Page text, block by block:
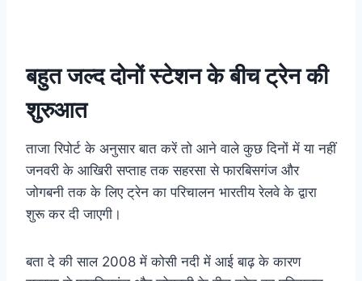
बहुत जल्द दोनों स्टेशन के बीच ट्रेन की
शुरुआत
ताजा रिपोर्ट के अनुसार बात करें तो आने वाले कुछ दिनों में या नहीं
जनवरी के आखिरी सप्ताह तक सहरसा से फारबिसगंज और
जोगबनी तक के लिए ट्रेन का परिचालन भारतीय रेलवे के द्वारा
शुरू कर दी जाएगी।
बता दे की साल 2008 में कोसी नदी में आई बाढ़ के कारण